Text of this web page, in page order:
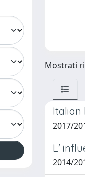
Mostrati
Italian
2017/
L'
2014/